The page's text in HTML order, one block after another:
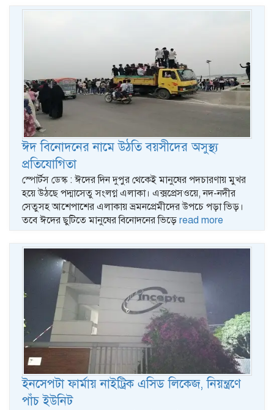
ঈদ বিনোদনের নামে উঠতি বয়সীদের অসুস্থ্য
প্রতিযোগিতা
স্পোর্টস ডেস্ক : ঈদের দিন দুপুর থেকেই মানুষের পদচারণায় মুখর
হয়ে উঠছে পদ্মাসেতু সংলগ্ন এলাকা। এক্সপ্রেসওয়ে, নদ-নদীর
সেতুসহ আশেপাশের এলাকায় ভ্রমনপ্রেমীদের উপচে পড়া ভিড়।
তবে ঈদের ছুটিতে মানুষের বিনোদনের ভিড়ে read more
ইনসেপটা ফার্মায় নাইট্রিক এসিড লিকেজ, নিয়ন্ত্রণে
পাঁচ ইউনিট